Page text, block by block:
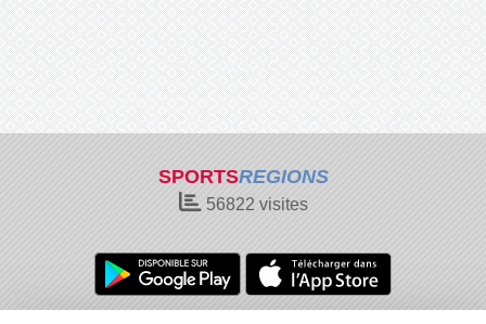
SPORTSREGIONS
56822 visites